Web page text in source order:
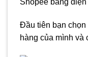
Shopee bằng điện
Đầu tiên bạn chọn
hàng của mình và